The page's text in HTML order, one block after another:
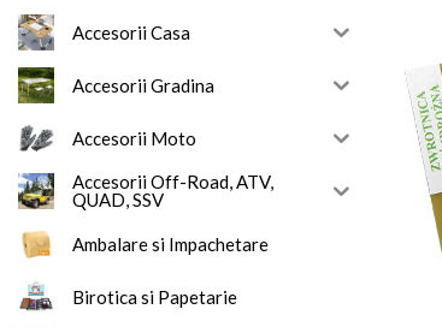
Accesorii Casa
Accesorii Gradina
Accesorii Moto
Accesorii Off-Road, ATV,
QUAD, SSV
Ambalare si Impachetare
Birotica si Papetarie